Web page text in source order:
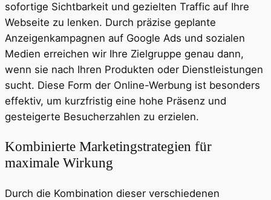
sofortige Sichtbarkeit und gezielten Traffic auf Ihre
Webseite zu lenken. Durch präzise geplante
Anzeigenkampagnen auf Google Ads und sozialen
Medien erreichen wir Ihre Zielgruppe genau dann,
wenn sie nach Ihren Produkten oder Dienstleistungen
sucht. Diese Form der Online-Werbung ist besonders
effektiv, um kurzfristig eine hohe Präsenz und
gesteigerte Besucherzahlen zu erzielen.
Kombinierte Marketingstrategien für
maximale Wirkung
Durch die Kombination dieser verschiedenen